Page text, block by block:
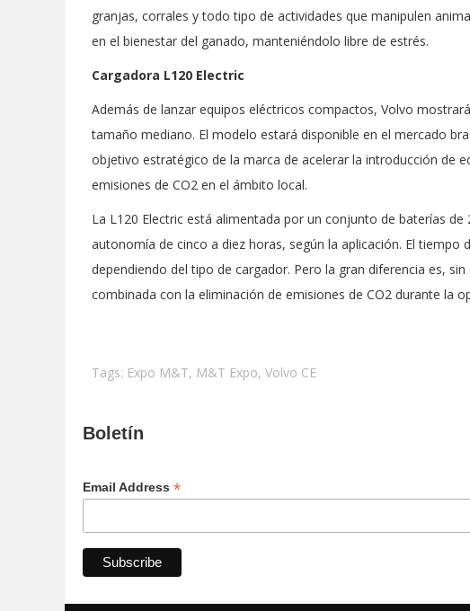
granjas, corrales y todo tipo de actividades que manipulen
en el bienestar del ganado, manteniéndolo libre de estrés.
Cargadora L120 Electric
Además de lanzar equipos eléctricos compactos, Volvo
tamaño mediano. El modelo estará disponible en el mercado
objetivo estratégico de la marca de acelerar la introducción de
emisiones de CO2 en el ámbito local.
La L120 Electric está alimentada por un conjunto de baterías
autonomía de cinco a diez horas, según la aplicación. El tiempo
dependiendo del tipo de cargador. Pero la gran diferencia es,
combinada con la eliminación de emisiones de CO2 durante la
Tags: Expo M&T, M&T Expo, Volvo CE
Boletín
Email Address *